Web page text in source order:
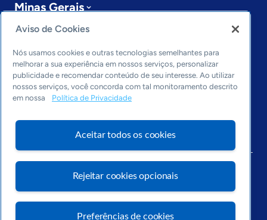
Minas Gerais
Sobre a ASN
Últimas notícias
Entre em contato
Editorias
Economia & Política
Inovação & Tecnologia
Cultura empreendedora
Arquivo
Aviso de Cookies
Nós usamos cookies e outras tecnologias semelhantes para
melhorar a sua experiência em nossos serviços, personalizar
publicidade e recomendar conteúdo de seu interesse. Ao utilizar
nossos serviços, você concorda com tal monitoramento descrito
em nossa
Política de Privacidade
Aceitar todos os cookies
Rejeitar cookies opcionais
Preferências de cookies